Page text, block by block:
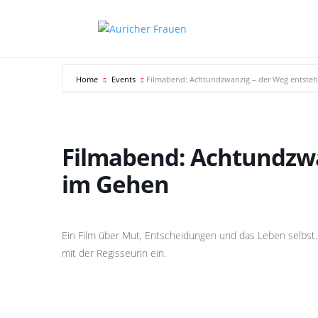
Home Events Filmabend: Achtundzwanzig – der Weg
Filmabend:
im Gehen
Ein Film über Mut, Entscheidungen und das Leben
mit der Regisseurin ein.